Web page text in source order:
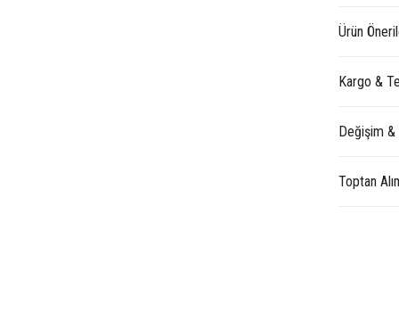
Ürün
Kargo &
Değişim
Toptan